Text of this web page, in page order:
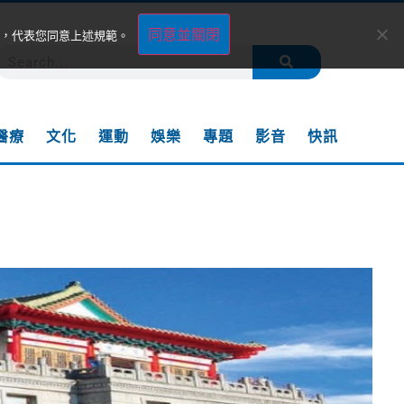
療 文化 運動 娛樂 專題 影音 快訊
代表您同意上述規範。 同意並關閉